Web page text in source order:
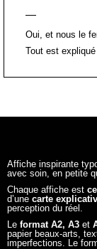
Oui, et nous le
Tout est
Affiche inspirante
avec soin, en petite
Chaque affiche est
d’une carte
perception du réel.
Le format A2, A3 et
papier beaux-arts,
imperfections. Le